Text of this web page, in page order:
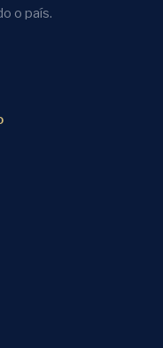
o país.